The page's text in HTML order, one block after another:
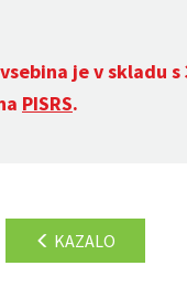
je v skladu s
PISRS.
KAZALO